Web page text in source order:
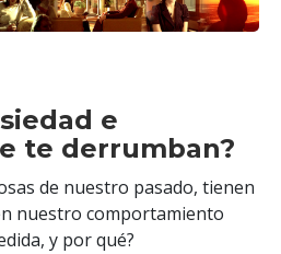
e
te derrumban?
de nuestro pasado, tienen
nuestro comportamiento
y por qué?